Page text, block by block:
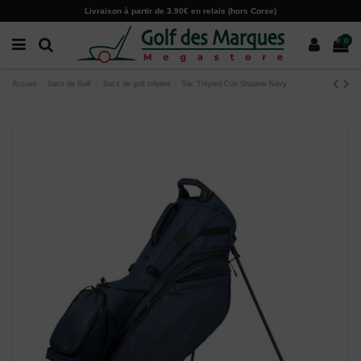
Livraison à partir de 3.90€ en relais (hors Corse)
0
Accueil Sacs de Golf Sacs de golf trépied Sac Trépied Cuir Shadow Navy
Paramètres des cookies